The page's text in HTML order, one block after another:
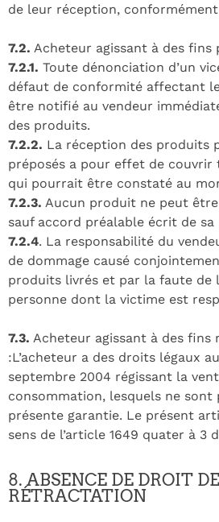
de leur réception, conformément
7.2. Acheteur agissant à des fins
7.2.1. Toute dénonciation d’un
défaut de conformité affectant
être notifié au vendeur
des produits.
7.2.2. La réception des produits
préposés a pour effet de
qui pourrait être constaté au
7.2.3. Aucun produit ne peut
sauf accord préalable écrit de sa
7.2.4. La responsabilité du
de dommage causé
produits livrés et par la faute de
personne dont la victime est
7.3. Acheteur agissant à des fins
:L’acheteur a des droits légaux
septembre 2004 régissant la
consommation, lesquels ne sont
présente garantie. Le présent
sens de l’article 1649 quater à 3
8. ABSENCE DE DROIT DE
RÉTRACTATION